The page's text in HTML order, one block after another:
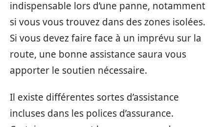
indispensable lors d’une panne, notamment
si vous vous trouvez dans des zones isolées.
Si vous devez faire face à un imprévu sur la
route, une bonne assistance saura vous
apporter le soutien nécessaire.
Il existe différentes sortes d’assistance
incluses dans les polices d’assurance.